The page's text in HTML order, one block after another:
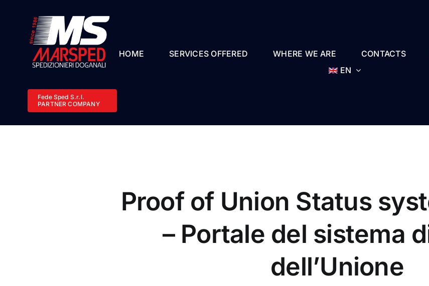
Fede Sped S.r.l.
PARTNER COMPANY
HOME SERVICES OFFERED WHERE WE ARE CONTACTS
EN
Proof of Union Status
– Portale del sistema
dell’Unione